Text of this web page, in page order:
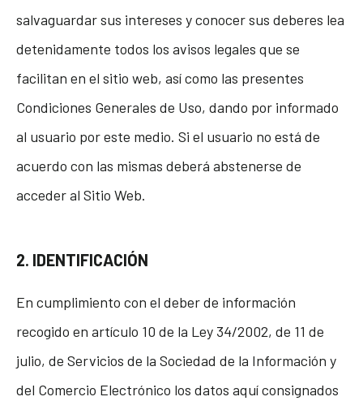
salvaguardar sus intereses y conocer sus deberes lea
detenidamente todos los avisos legales que se
facilitan en el sitio web, así como las presentes
Condiciones Generales de Uso, dando por informado
al usuario por este medio. Si el usuario no está de
acuerdo con las mismas deberá abstenerse de
acceder al Sitio Web.
2. IDENTIFICACIÓN
En cumplimiento con el deber de información
recogido en artículo 10 de la Ley 34/2002, de 11 de
julio, de Servicios de la Sociedad de la Información y
del Comercio Electrónico los datos aquí consignados